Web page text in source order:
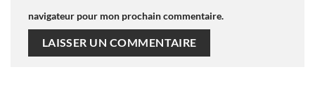
navigateur pour mon prochain commentaire.